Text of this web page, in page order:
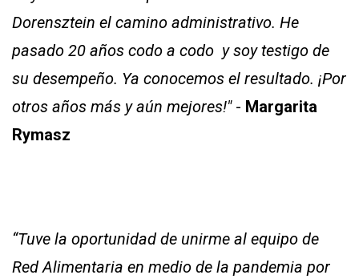
Dorensztein el camino administrativo. He
pasado 20 años codo a codo y soy testigo de
su desempeño. Ya conocemos el resultado. ¡Por
otros años más y aún mejores!" - Margarita
Rymasz
“Tuve la oportunidad de unirme al equipo de
Red Alimentaria en medio de la pandemia por